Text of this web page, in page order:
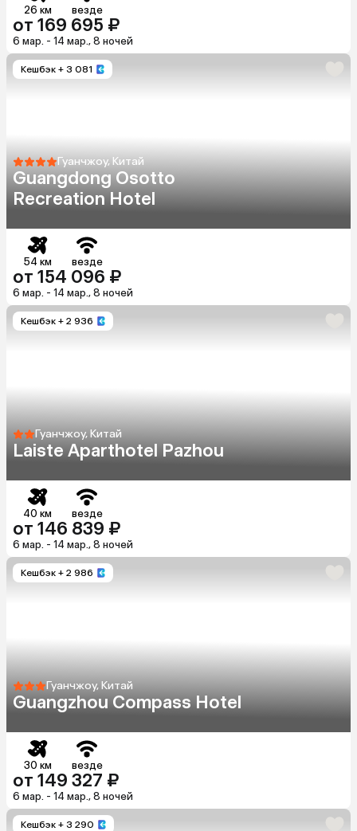
26 км везде
от 169 695 ₽
6 мар. - 14 мар., 8 ночей
Кешбэк + 3 081
Гуанчжоу, Китай
Guangdong Osotto
Recreation Hotel
54 км везде
от 154 096 ₽
6 мар. - 14 мар., 8 ночей
Кешбэк + 2 936
Гуанчжоу, Китай
Laiste Aparthotel Pazhou
40 км везде
от 146 839 ₽
6 мар. - 14 мар., 8 ночей
Кешбэк + 2 986
Гуанчжоу, Китай
Guangzhou Compass Hotel
30 км везде
от 149 327 ₽
6 мар. - 14 мар., 8 ночей
Кешбэк + 3 290